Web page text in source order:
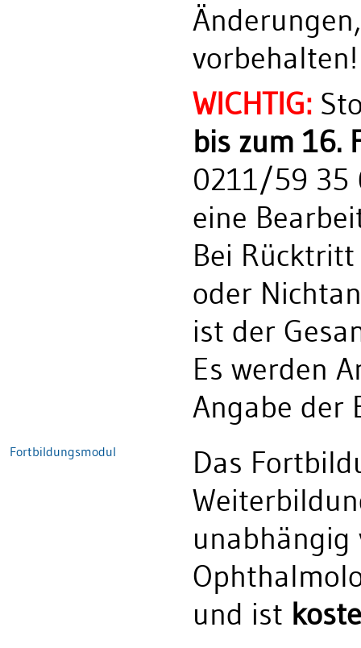
vorbehalten!
WICHTIG:
bis zum 16.
0211/59 35
eine
Bei
oder
ist der
Es werden
Angabe der
Fortbildungsmodul
Das
und ist